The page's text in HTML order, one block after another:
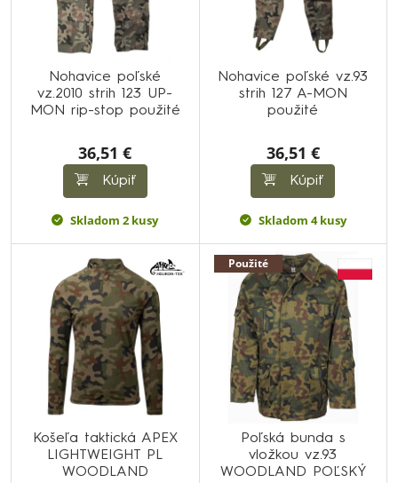
Nohavice poľské
vz.2010 strih 123 UP-
MON rip-stop použité
36,51 €
Kúpiť
Skladom 2 kusy
Nohavice poľské vz.93
strih 127 A-MON
použité
36,51 €
Kúpiť
Skladom 4 kusy
Košeľa taktická APEX
LIGHTWEIGHT PL
WOODLAND
Použité
Poľská bunda s
vložkou vz.93
WOODLAND POĽSKÝ